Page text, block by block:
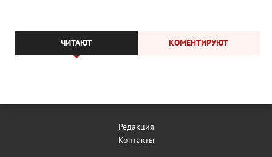
ЧИТАЮТ КОМЕНТИРУЮТ
Редакция
Контакты